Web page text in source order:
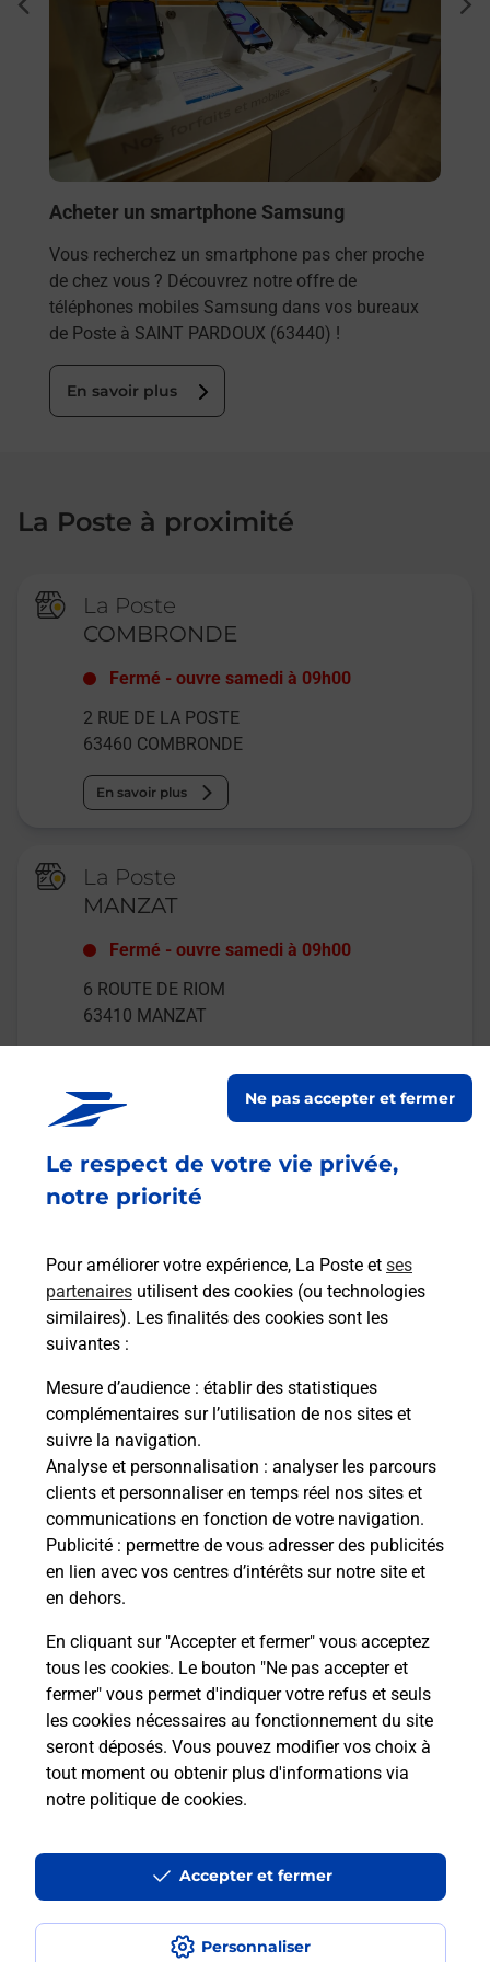
Le respect de votre vie privée,
notre priorité
Pour améliorer votre expérience, La Poste et ses
partenaires utilisent des cookies (ou technologies
similaires). Les finalités des cookies sont les
suivantes :
Mesure d’audience : établir des statistiques
complémentaires sur l’utilisation de nos sites et
suivre la navigation.
Analyse et personnalisation : analyser les parcours
clients et personnaliser en temps réel nos sites et
communications en fonction de votre navigation.
Publicité : permettre de vous adresser des publicités
en lien avec vos centres d’intérêts sur notre site et
en dehors.
En cliquant sur "Accepter et fermer" vous acceptez
tous les cookies. Le bouton "Ne pas accepter et
fermer" vous permet d'indiquer votre refus et seuls
les cookies nécessaires au fonctionnement du site
seront déposés. Vous pouvez modifier vos choix à
tout moment ou obtenir plus d'informations via
notre politique de cookies.
Personnaliser
Ne pas accepter et fermer
Accepter et fermer
Acheter un smartphone Samsung
Vous recherchez un smartphone pas cher proche
de chez vous ? Découvrez notre offre de
téléphones mobiles Samsung dans vos bureaux
de Poste à SAINT PARDOUX (63440) !
En savoir plus
La Poste à proximité
La Poste
COMBRONDE
Fermé -ouvre samedi à 09h00
2 RUE DE LA POSTE
63460 COMBRONDE
En savoir plus
La Poste
MANZAT
Fermé -ouvre samedi à 09h00
6 ROUTE DE RIOM
63410 MANZAT
Malin !
La Poste
Ouvert 24h/24
En savoir plus
Recherchez un autre point de contact
Questions fréquemment posées
Est-ce que je peux garder mon
numéro de mobile gratuitement ?
Est-ce que je peux bénéficier de la 5G
avec La Poste Mobile ?
Est-ce que je peux utiliser mon forfait
à l’étranger avec La Poste Mobile ?
Est-ce que je peux payer mon iPhone